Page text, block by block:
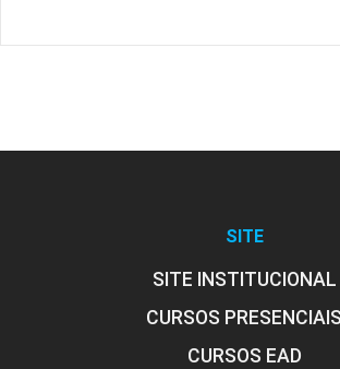
SITE
SITE INSTITUCIONAL
CURSOS PRESENCIAIS
CURSOS EAD